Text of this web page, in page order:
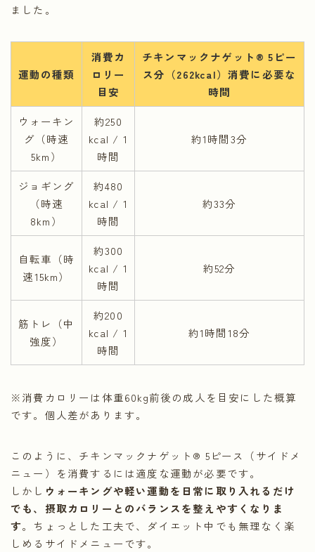
ました。
運動の種類
消費カ
ロリー
目安
チキンマックナゲット® 5ピー
ス分（262kcal）消費に必要な
時間
ウォーキン
グ（時速
5km）
約250
kcal / 1
時間
約1時間3分
ジョギング
（時速
8km）
約480
kcal / 1
時間
約33分
自転車（時
速15km）
約300
kcal / 1
時間
約52分
筋トレ（中
強度）
約200
kcal / 1
時間
約1時間18分
※消費カロリーは体重60kg前後の成人を目安にした概算
です。個人差があります。
このように、チキンマックナゲット® 5ピース（サイドメ
ニュー）を消費するには適度な運動が必要です。
しかし ウォーキングや軽い運動を日常に取り入れるだけ
でも、摂取カロリーとのバランスを整えやすくなりま
す。ちょっとした工夫で、ダイエット中でも無理なく楽
しめるサイドメニューです。